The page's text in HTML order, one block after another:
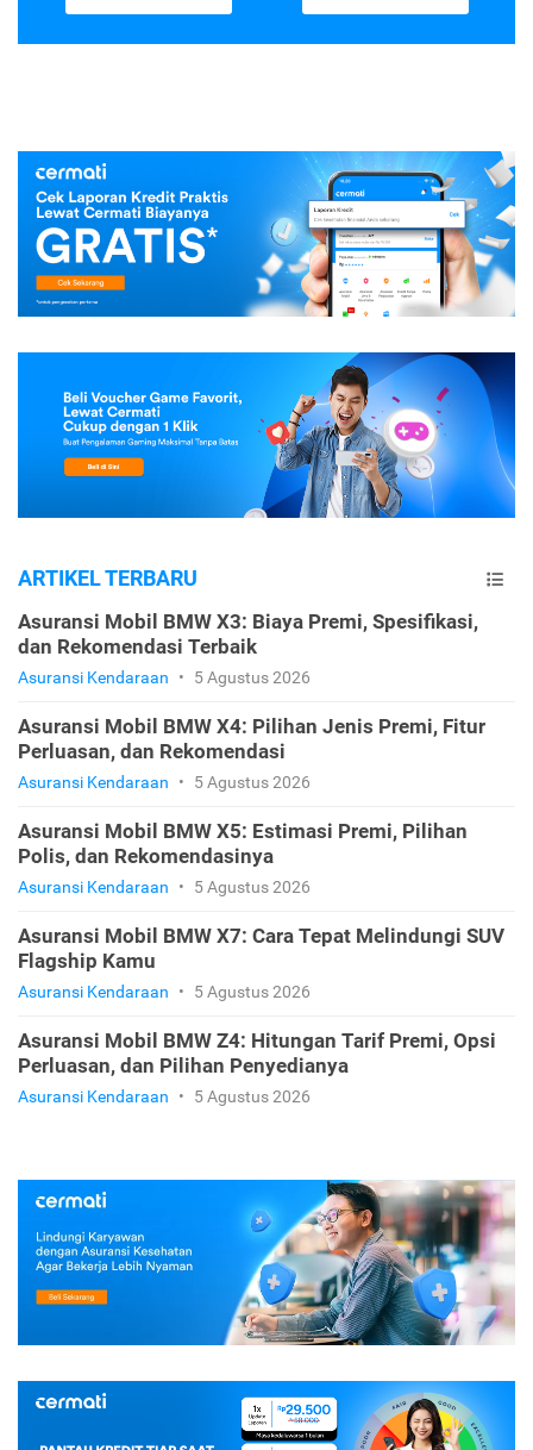
ARTIKEL TERBARU
Asuransi Mobil BMW X3: Biaya Premi, Spesifikasi,
dan Rekomendasi Terbaik
Asuransi Kendaraan • 5 Agustus 2026
Asuransi Mobil BMW X4: Pilihan Jenis Premi, Fitur
Perluasan, dan Rekomendasi
Asuransi Kendaraan • 5 Agustus 2026
Asuransi Mobil BMW X5: Estimasi Premi, Pilihan
Polis, dan Rekomendasinya
Asuransi Kendaraan • 5 Agustus 2026
Asuransi Mobil BMW X7: Cara Tepat Melindungi SUV
Flagship Kamu
Asuransi Kendaraan • 5 Agustus 2026
Asuransi Mobil BMW Z4: Hitungan Tarif Premi, Opsi
Perluasan, dan Pilihan Penyedianya
Asuransi Kendaraan • 5 Agustus 2026